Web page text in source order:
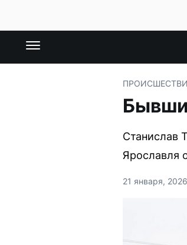
Станислав
Ярославля
21 января,